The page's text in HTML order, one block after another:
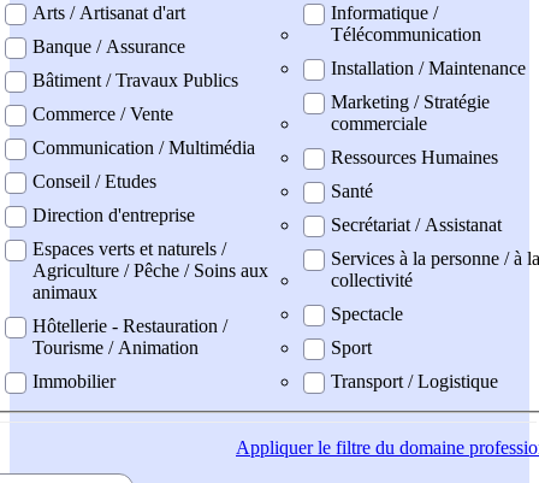
Arts / Artisanat d'art
Banque / Assurance
Bâtiment / Travaux Publics
Commerce / Vente
Communication / Multimédia
Conseil / Etudes
Direction d'entreprise
Espaces verts et naturels /
Agriculture / Pêche / Soins aux
animaux
Hôtellerie - Restauration /
Tourisme / Animation
Immobilier
Informatique /
Télécommunication
Installation / Maintenance
Marketing / Stratégie
commerciale
Ressources Humaines
Santé
Secrétariat / Assistanat
Services à la personne / à la
collectivité
Spectacle
Sport
Transport / Logistique
Appliquerle filtre du domaine